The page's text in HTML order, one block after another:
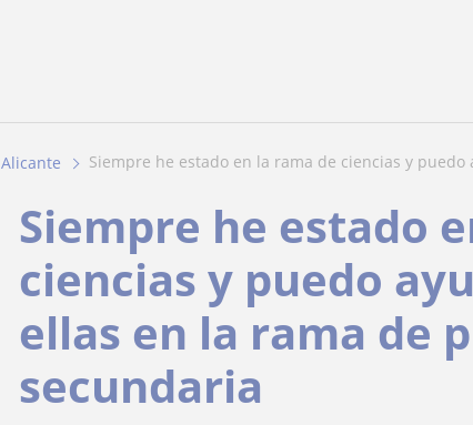
Alicante siempre he estado en la rama de ciencias y puedo
Siempre he estado
ciencias y puedo
ellas en la rama de
secundaria